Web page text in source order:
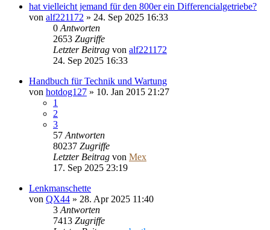
hat vielleicht jemand für den 800er ein Differencialgetriebe?
von alf221172 » 24. Sep 2025 16:33
0 Antworten
2653 Zugriffe
Letzter Beitrag von alf221172
24. Sep 2025 16:33
Handbuch für Technik und Wartung
von hotdog127 » 10. Jan 2015 21:27
1
2
3
57 Antworten
80237 Zugriffe
Letzter Beitrag von Mex
17. Sep 2025 23:19
Lenkmanschette
von QX44 » 28. Apr 2025 11:40
3 Antworten
7413 Zugriffe